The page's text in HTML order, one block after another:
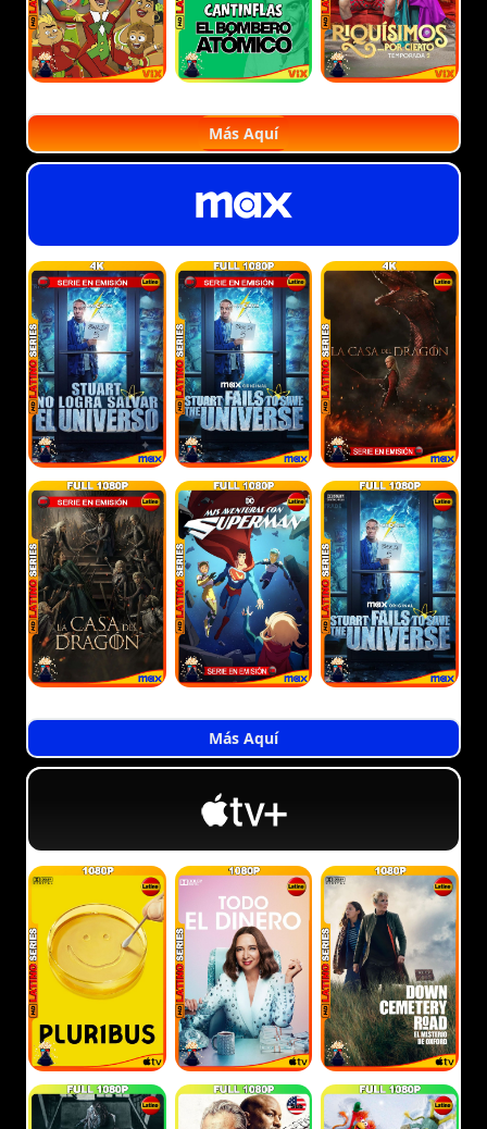
Más Aquí
Más Aquí